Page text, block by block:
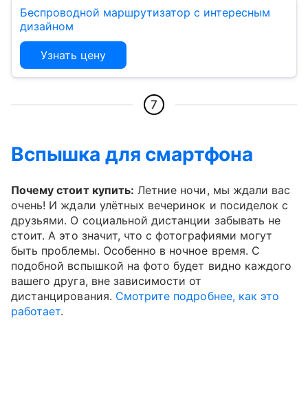
Беспроводной маршрутизатор с интересным
дизайном
Узнать цену
7
Вспышка для смартфона
Почему стоит купить: Летние ночи, мы ждали вас
очень! И ждали улётных вечеринок и посиделок с
друзьями. О социальной дистанции забывать не
стоит. А это значит, что с фотографиями могут
быть проблемы. Особенно в ночное время. С
подобной вспышкой на фото будет видно каждого
вашего друга, вне зависимости от
дистанцирования. Смотрите подробнее, как это
работает.